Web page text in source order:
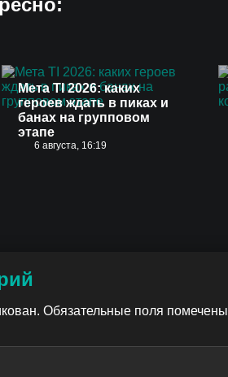
Мета TI 2026: каких
героев ждать в пиках и
банах на групповом
этапе
6 августа, 16:19
Обязательные поля помечены